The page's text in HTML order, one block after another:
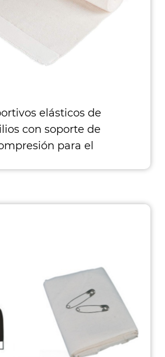
elásticos de
con soporte de
para el